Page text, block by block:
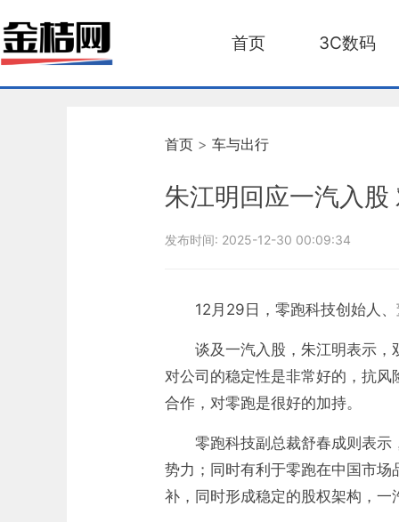
首页 3C数码
首页 > 车与出行
朱江明回应一汽入
发布时间: 2025-12-30 00:09:34
12月29日，零跑科技创始人
谈及一汽入股，朱江明表示
对公司的稳定性是非常好的，抗
合作，对零跑是很好的加持。
零跑科技副总裁舒春成则表
势力；同时有利于零跑在中国市
补，同时形成稳定的股权架构，